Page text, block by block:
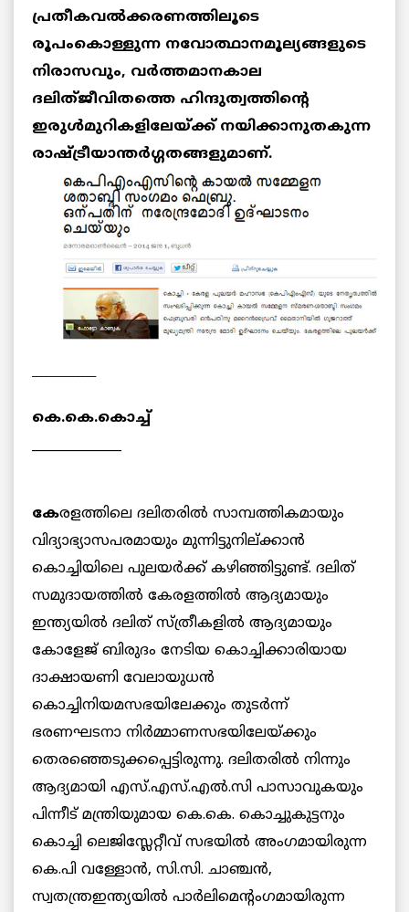
പ്രതീകവല്‍ക്കരണത്തിലൂടെ
രൂപംകൊള്ളുന്ന നവോത്ഥാനമൂല്യങ്ങളുടെ
നിരാസവും, വര്‍ത്തമാനകാല
ദലിത്ജീവിതത്തെ ഹിന്ദുത്വത്തിന്റെ
ഇരുള്‍മുറികളിലേയ്ക്ക് നയിക്കാനുതകുന്ന
രാഷ്ട്രീയാന്തര്‍ഗ്ഗതങ്ങളുമാണ്.
കെ.കെ.കൊച്ച്
______________
കേരളത്തിലെ ദലിതരില്‍ സാമ്പത്തികമായും
വിദ്യാഭ്യാസപരമായും മുന്നിട്ടുനില്ക്കാന്‍
കൊച്ചിയിലെ പുലയര്‍ക്ക് കഴിഞ്ഞിട്ടുണ്ട്. ദലിത്
സമുദായത്തില്‍ കേരളത്തില്‍ ആദ്യമായും
ഇന്ത്യയില്‍ ദലിത് സ്ത്രീകളില്‍ ആദ്യമായും
കോളേജ് ബിരുദം നേടിയ കൊച്ചിക്കാരിയായ
ദാക്ഷായണി വേലായുധന്‍
കൊച്ചിനിയമസഭയിലേക്കും തുടര്‍ന്ന്
ഭരണഘടനാ നിര്‍മ്മാണസഭയിലേയ്ക്കും
തെരഞ്ഞെടുക്കപ്പെട്ടിരുന്നു. ദലിതരില്‍ നിന്നും
ആദ്യമായി എസ്.എസ്.എല്‍.സി പാസാവുകയും
പിന്നീട് മന്ത്രിയുമായ കെ.കെ. കൊച്ചുകുട്ടനും
കൊച്ചി ലെജിസ്ലേറ്റീവ് സഭയില്‍ അംഗമായിരുന്ന
കെ.പി വള്ളോന്‍, സി.സി. ചാഞ്ചന്‍,
സ്വതന്ത്രഇന്ത്യയില്‍ പാര്‍ലിമെന്റംഗമായിരുന്ന